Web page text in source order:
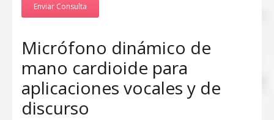
Enviar Consulta
Micrófono dinámico de
mano cardioide para
aplicaciones vocales y de
discurso